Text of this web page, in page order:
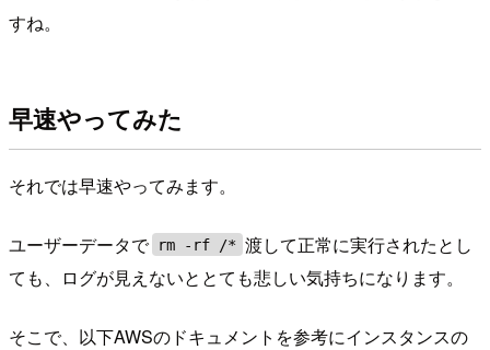
すね。
早速やってみた
それでは早速やってみます。
ユーザーデータで rm -rf /* 渡して正常に実行されたとし
ても、ログが見えないととても悲しい気持ちになります。
そこで、以下AWSのドキュメントを参考にインスタンスの